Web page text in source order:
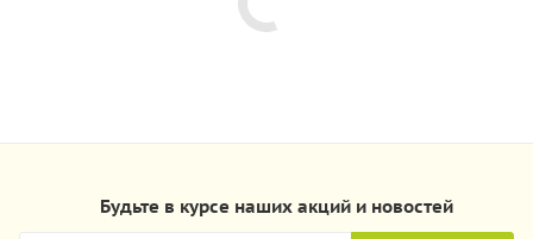
Будьте в курсе наших акций и новостей